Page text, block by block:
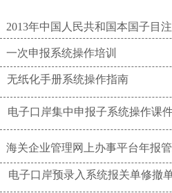
2013年中国人民共和国本国子目
一次申报系统操作培训
无纸化手册系统操作指南
电子口岸集中申报子系统操作课
海关企业管理网上办事平台年报
电子口岸预录入系统报关单修撤